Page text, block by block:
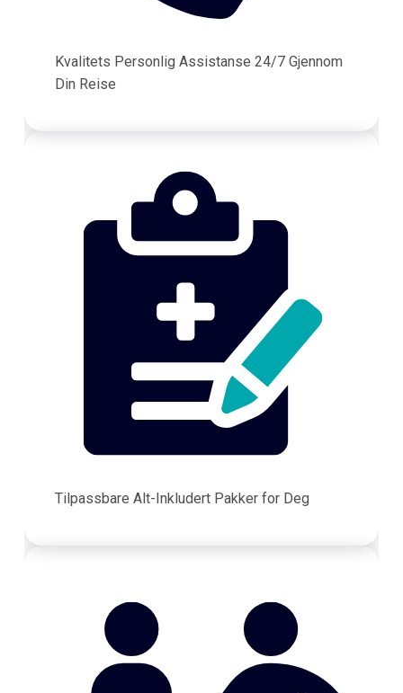
Kvalitets Personlig Assistanse 24/7 Gjennom
Din Reise
Tilpassbare Alt-Inkludert Pakker for Deg